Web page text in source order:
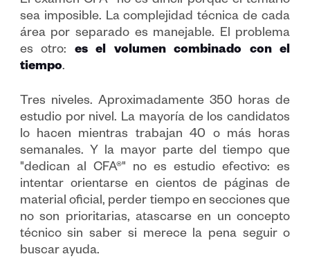
sea imposible. La complejidad técnica de cada
área por separado es manejable. El problema
es otro: es el volumen combinado con el
tiempo.
Tres niveles. Aproximadamente 350 horas de
estudio por nivel. La mayoría de los candidatos
lo hacen mientras trabajan 40 o más horas
semanales. Y la mayor parte del tiempo que
"dedican al CFA®" no es estudio efectivo: es
intentar orientarse en cientos de páginas de
material oficial, perder tiempo en secciones que
no son prioritarias, atascarse en un concepto
técnico sin saber si merece la pena seguir o
buscar ayuda.